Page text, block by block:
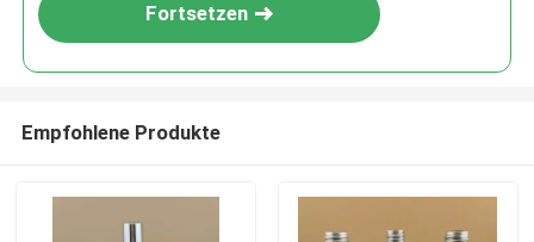
Fortsetzen
Empfohlene Produkte